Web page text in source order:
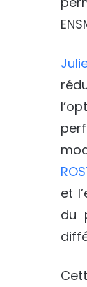
et
du